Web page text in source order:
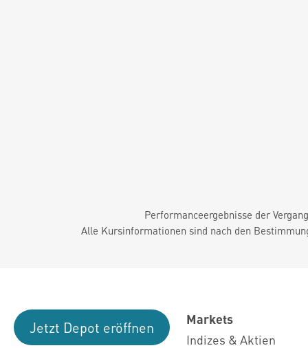
Performanceergebnisse der
Alle Kursinformationen sind nach den
Jetzt Depot eröffnen
Markets
Indizes & Aktien